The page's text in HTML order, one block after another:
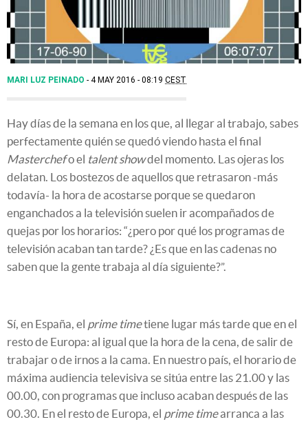
MARI LUZ PEINADO 4 MAY 2016 - 08:19 CEST
Hay días de la semana en los que, al llegar al trabajo, sabes
perfectamente quién se quedó viendo hasta el final
Masterchefo el talent showdel momento. Las ojeras los
delatan. Los bostezos de aquellos que retrasaron -más
todavía- la hora de acostarse porque se quedaron
enganchados a la televisión suelen ir acompañados de
quejas por los horarios: “¿pero por qué los programas de
televisión acaban tan tarde? ¿Es que en las cadenas no
saben que la gente trabaja al día siguiente?”.
Sí, en España, el prime timetiene lugar más tarde que en el
resto de Europa: al igual que la hora de la cena, de salir de
trabajar o de irnos a la cama. En nuestro país, el horario de
máxima audiencia televisiva se sitúa entre las 21.00 y las
00.00, con programas que incluso acaban después de las
00.30. En el resto de Europa, el prime timearranca a las